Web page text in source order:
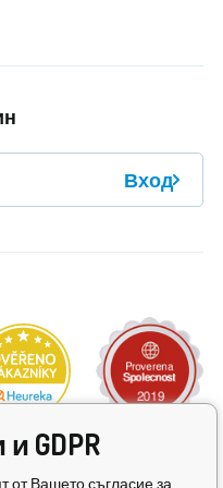
Вход
GDPR
от Вашето съгласие за